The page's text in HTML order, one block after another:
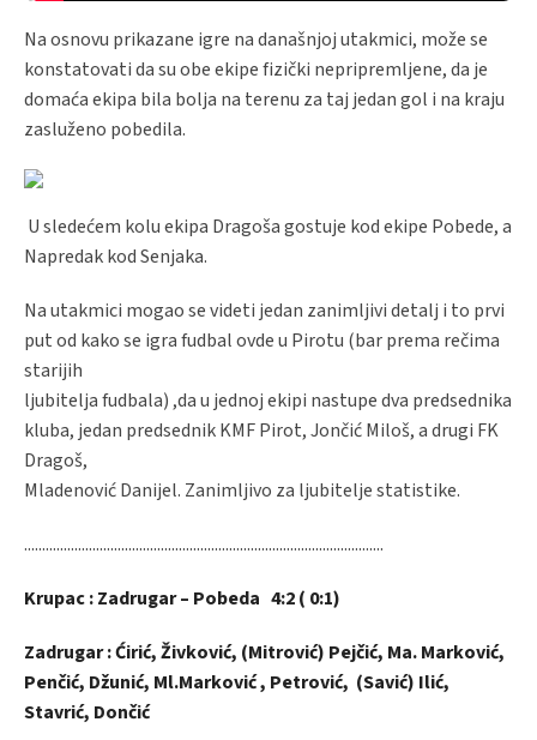
Na osnovu prikazane igre na današnjoj utakmici, može se
konstatovati da su obe ekipe fizički nepripremljene, da je
domaća ekipa bila bolja na terenu za taj jedan gol i na kraju
zasluženo pobedila.
U sledećem kolu ekipa Dragoša gostuje kod ekipe Pobede, a
Napredak kod Senjaka.
Na utakmici mogao se videti jedan zanimljivi detalj i to prvi
put od kako se igra fudbal ovde u Pirotu (bar prema rečima
starijih
ljubitelja fudbala) ,da u jednoj ekipi nastupe dva predsednika
kluba, jedan predsednik KMF Pirot, Jončić Miloš, a drugi FK
Dragoš,
Mladenović Danijel. Zanimljivo za ljubitelje statistike.
....................................................................................................
Krupac : Zadrugar – Pobeda 4:2 ( 0:1)
Zadrugar : Ćirić, Živković, (Mitrović) Pejčić, Ma. Marković,
Penčić, Džunić, Ml.Marković , Petrović, (Savić) Ilić,
Stavrić, Dončić